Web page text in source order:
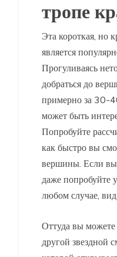
тропе
Эта короткая, но
является
Прогуливаясь
добраться до
примерно за 30-
может быть
Попробуйте
как быстро вы
вершины. Если вы
даже попробуйте
любом случае, вид
Оттуда вы
другой звездной